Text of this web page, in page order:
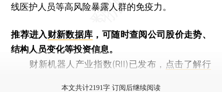
线医护人员等高风险暴露人群的免疫力。
推荐进入财新数据库 ，可随时查阅公司股价走势、
结构人员变化等投资信息。
财新机器人产业指数(RII)已发布， 点击了解行
本文共计2191字 订阅后继续阅读